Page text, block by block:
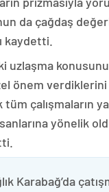
da çağdaş
kaydetti.
uzlaşma
önem
çalışmaların
yönelik
Karabağ’da